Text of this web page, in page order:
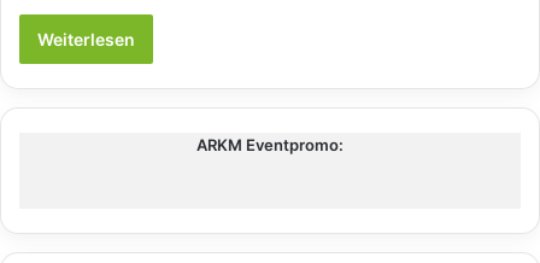
Weiterlesen
ARKM Eventpromo: